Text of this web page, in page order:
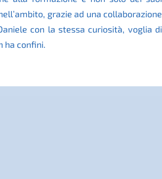
grazie ad una collaborazione
con la stessa curiosità, voglia di
ha confini.